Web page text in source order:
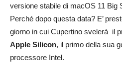
versione stabile di macOS 11 Big
Perché dopo questa data? E’
giorno in cui Cupertino svelerà il
Apple Silicon, il primo della sua
processore Intel.